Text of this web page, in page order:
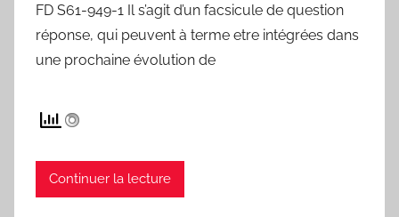
FD S61-949-1 Il s’agit d’un facsicule de question
réponse, qui peuvent à terme etre intégrées dans
une prochaine évolution de
Continuer la lecture